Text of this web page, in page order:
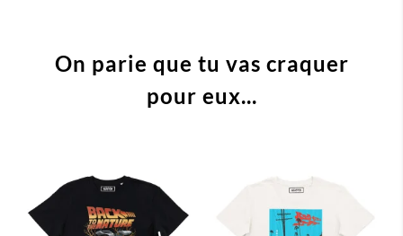
On parie que tu vas craquer
pour eux...